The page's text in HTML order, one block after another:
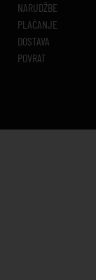
NARUDŽBE
PLAĆANJE
DOSTAVA
POVRAT